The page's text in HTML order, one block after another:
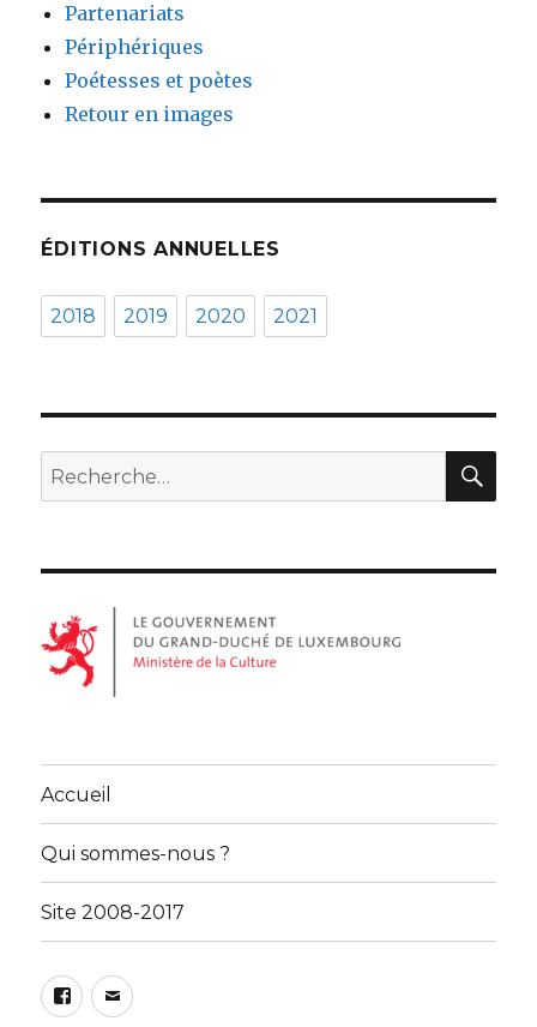
Partenariats
Périphériques
Poétesses et poètes
Retour en images
ÉDITIONS ANNUELLES
2018 2019 2020 2021
Recherche
pour :
Accueil
Qui sommes-nous ?
Site 2008-2017
Facebook
Email